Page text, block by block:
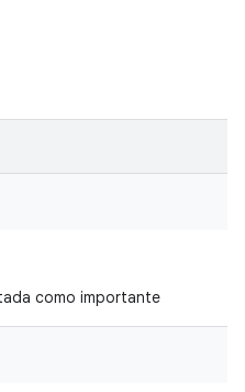
como importante